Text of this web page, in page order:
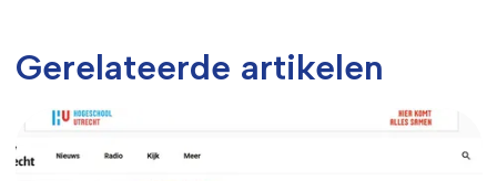
Gerelateerde artikelen